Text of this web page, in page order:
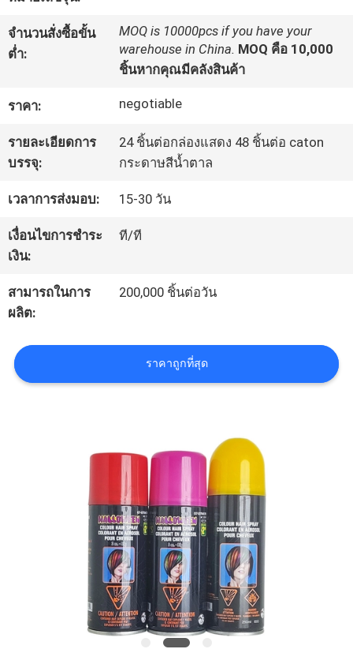
โรงงาน
ควบคุม
คุณภาพ
ติดต่อ
เรา
ข่าว
จำนวนสั่งซื้อขั้น
ต่ำ:
MOQ is 10000pcs if you have your
warehouse in China. MOQ คือ 10,000
ชิ้นหากคุณมีคลังสินค้า
ราคา: negotiable
รายละเอียดการ
บรรจุ:
24 ชิ้นต่อกล่องแสดง 48 ชิ้นต่อ caton
กระดาษสีน้ำตาล
เวลาการส่งมอบ: 15-30 วัน
เงื่อนไขการชำระ
เงิน:
ที/ที
สามารถในการ
ผลิต:
200,000 ชิ้นต่อวัน
ราคาถูกที่สุด